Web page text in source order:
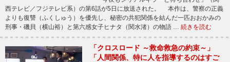
西テレビ／フジテレビ系）の第6話が5日に放送された。 本作は、警察の正義
よりも復讐（ふくしゅう）を優先し、秘密の共犯関係を結んだ一匹おおかみの
刑事・磯貝（横山裕）と第六感女子ヒナタ（関水渚）の物語 … 続きを読む
「クロスロード ～救命救急の約束～」
「人間関係、特に人を指導するのはすご